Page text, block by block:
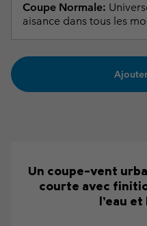
Coupe Normale:
aisance dans tous les
Un coupe-vent
courte avec
l’eau